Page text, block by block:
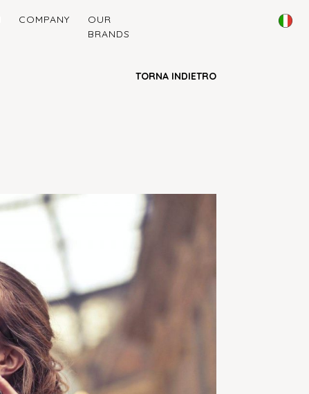
COMPANY
OUR
BRANDS
TORNA INDIETRO